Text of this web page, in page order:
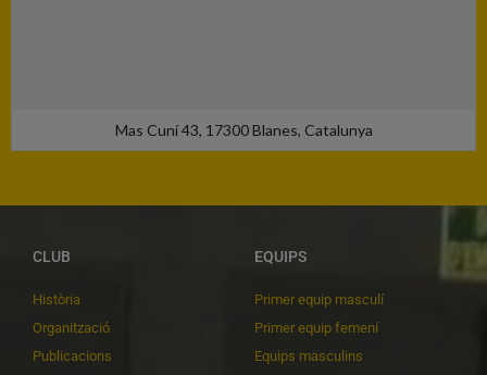
Mas Cuní 43, 17300 Blanes, Catalunya
CLUB
Història
Organització
Publicacions
EQUIPS
Primer equip masculí
Primer equip femení
Equips masculins